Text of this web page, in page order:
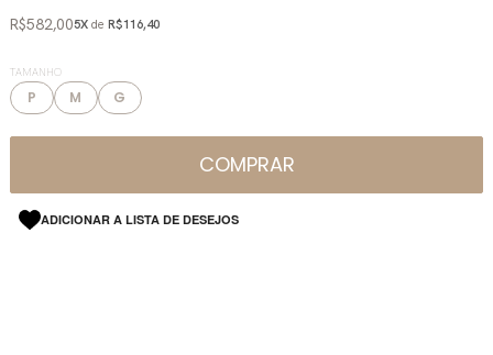
R$582,005X de R$116,40
TAMANHO
P M G
COMPRAR
ADICIONAR A LISTA DE DESEJOS